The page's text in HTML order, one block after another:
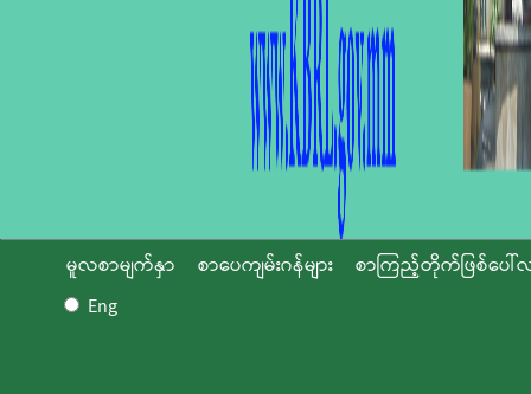
မူလစာမျက်နှာ စာပေကျမ်းဂန်များ
စာကြည့်တိုက်ဖြစ်ပေါ်
Eng